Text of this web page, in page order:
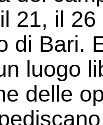
21, il
di Bari.
luogo
delle